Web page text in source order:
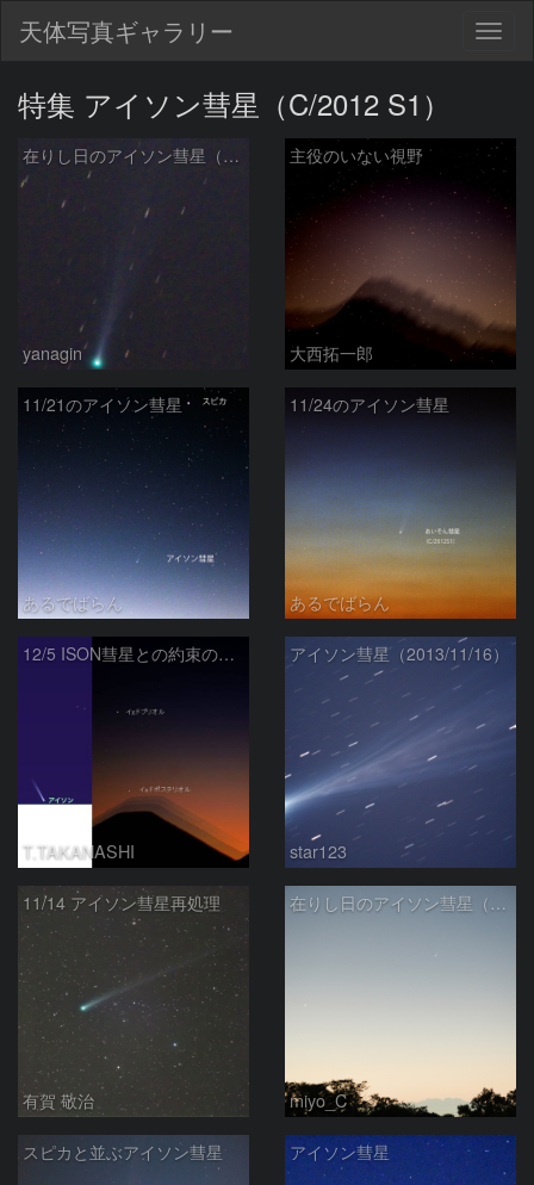
天体写真ギャラリー
特集 アイソン彗星（C/2012 S1）
在りし日のアイソン彗星（画像再処理）
yanagin
主役のいない視野
大西拓一郎
11/21のアイソン彗星
あるでばらん
11/24のアイソン彗星
あるでばらん
12/5 ISON彗星との約束の地へ
T.TAKANASHI
アイソン彗星（2013/11/16）
star123
11/14 アイソン彗星再処理
有賀 敬治
在りし日のアイソン彗星（11/22）
miyo_C
スピカと並ぶアイソン彗星 アイソン彗星